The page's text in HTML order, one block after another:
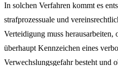
In solchen Verfahren kommt es
strafprozessuale und
Verteidigung muss herausarbeiten,
überhaupt Kennzeichen eines
Verwechslungsgefahr besteht und